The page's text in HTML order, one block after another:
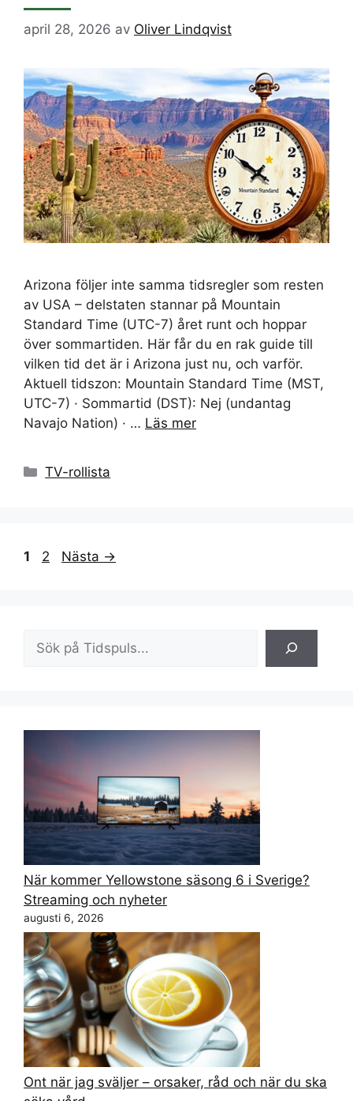
april 28, 2026 av Oliver Lindqvist
Arizona följer inte samma tidsregler som resten
av USA – delstaten stannar på Mountain
Standard Time (UTC-7) året runt och hoppar
över sommartiden. Här får du en rak guide till
vilken tid det är i Arizona just nu, och varför.
Aktuell tidszon: Mountain Standard Time (MST,
UTC-7) · Sommartid (DST): Nej (undantag
Navajo Nation) · … Läs mer
Kategorier
TV-rollista
Sida
1 Sida
2 Nästa →
När kommer Yellowstone säsong 6 i Sverige?
Streaming och nyheter
augusti 6, 2026
Ont när jag sväljer – orsaker, råd och när du ska